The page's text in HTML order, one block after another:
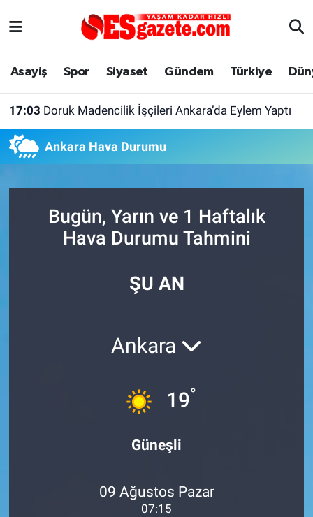
Asayiş Spor Siyaset Gündem Türkiye
17:03 Doruk Madencilik İşçileri Ankara’da Eylem Yaptı
Ankara Hava Durumu
Bugün, Yarın ve 1 Haftalık
Hava Durumu Tahmini
ŞU AN
Ankara
19°
Güneşli
09 Ağustos Pazar
07:15
Asayiş
Dünya
Yaşam
Röportaj
Eskişehir Nöbetçi Eczaneler
Son Dakika Haberleri